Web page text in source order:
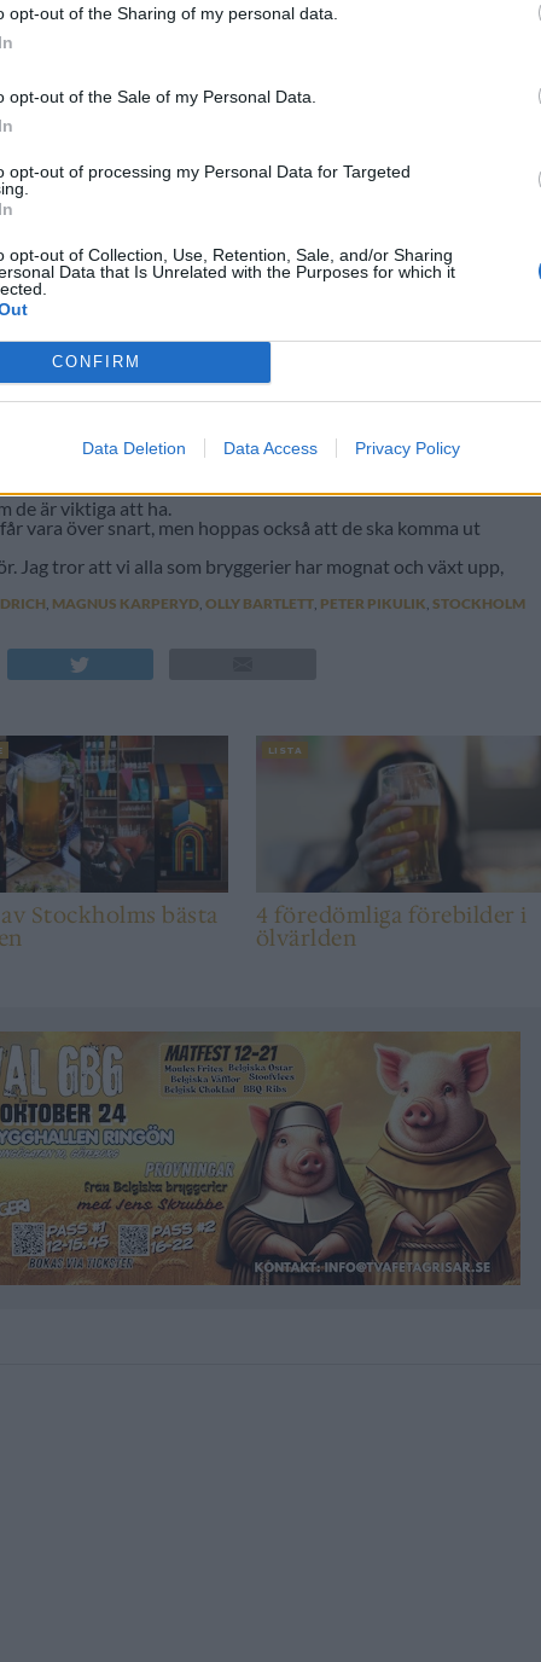
opt-out of the Sharing of my personal data.
opt-out of the Sale of my Personal Data.
opt-out of processing my Personal Data for Targeted
opt-out of Collection, Use, Retention, Sale, and/or Sharing
Data that Is Unrelated with the Purposes for which it
CONFIRM
Data Deletion Data Access Privacy Policy
försöker göra öl som sticker ut lite mer. Vi hoppas att det ska
kommer mer nya öl än någonsin, säger Olly Bartlett.
att tänka nytt under krisen och att det har varit nyttigt.
gjort. Vi ska göra både kimchi och vinäger framöver, säger han.
tänka sig för med sina kostnader, och det har också varit
de är viktiga att ha.
vara över snart, men hoppas också att de ska komma ut
Jag tror att vi alla som bryggerier har mognat och växt upp,
, MAGNUS KARPERYD,OLLY BARTLETT, PETER PIKULIK,STOCKHOLM
Stockholms bästa
LISTA
4 föredömliga förebilder i
ölvärlden